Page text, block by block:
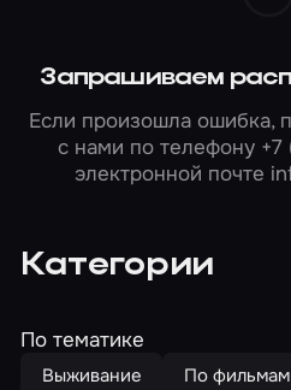
Запрашиваем
Если произошла ошибка,
с нами по телефону +7
электронной почте
Категории
По тематике
Выживание По фильмам